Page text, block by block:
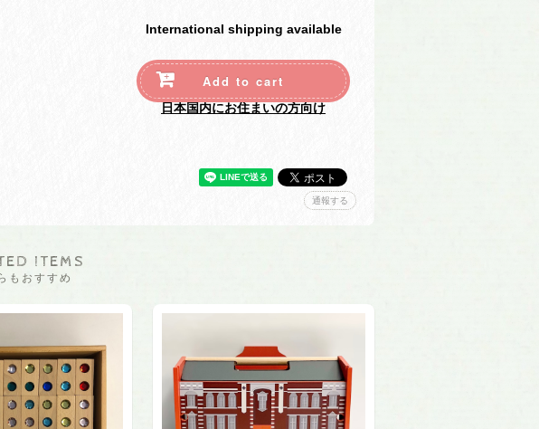
International shipping available
Add to cart
日本国内にお住まいの方向け
通報する
ITEMS
もおすすめ